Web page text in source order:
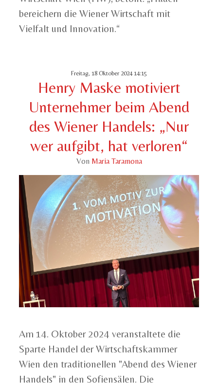
bereichern die Wiener Wirtschaft mit
Vielfalt und Innovation.“
Freitag, 18 Oktober 2024 14:15
Henry Maske motiviert
Unternehmer beim Abend
des Wiener Handels: „Nur
wer aufgibt, hat verloren“
Von Maria Taramona
Am 14. Oktober 2024 veranstaltete die
Sparte Handel der Wirtschaftskammer
Wien den traditionellen "Abend des Wiener
Handels" in den Sofiensälen. Die